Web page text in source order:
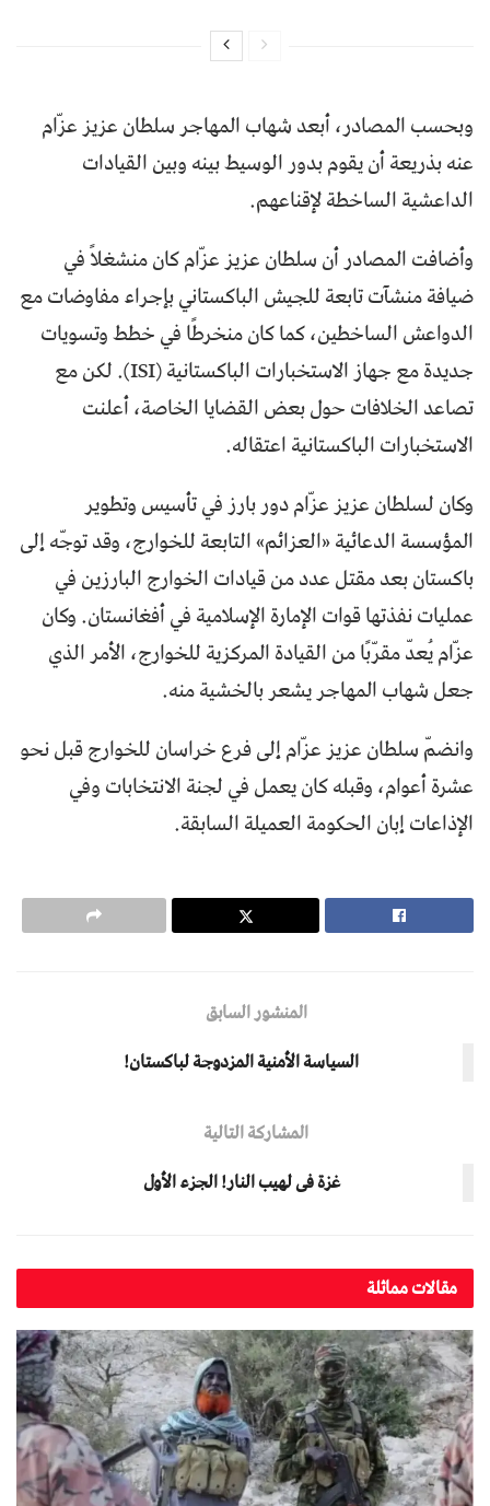
وبحسب المصادر، أبعد شهاب المهاجر سلطان عزيز عزّام
عنه بذريعة أن يقوم بدور الوسيط بينه وبين القيادات
الداعشية الساخطة لإقناعهم.
وأضافت المصادر أن سلطان عزيز عزّام كان منشغلاً في
ضيافة منشآت تابعة للجيش الباكستاني بإجراء مفاوضات مع
الدواعش الساخطين، كما كان منخرطًا في خطط وتسويات
جديدة مع جهاز الاستخبارات الباكستانية (ISI). لكن مع
تصاعد الخلافات حول بعض القضايا الخاصة، أعلنت
الاستخبارات الباكستانية اعتقاله.
وكان لسلطان عزيز عزّام دور بارز في تأسيس وتطوير
المؤسسة الدعائية «العزائم» التابعة للخوارج، وقد توجّه إلى
باكستان بعد مقتل عدد من قيادات الخوارج البارزين في
عمليات نفذتها قوات الإمارة الإسلامية في أفغانستان. وكان
عزّام يُعدّ مقرّبًا من القيادة المركزية للخوارج، الأمر الذي
جعل شهاب المهاجر يشعر بالخشية منه.
وانضمّ سلطان عزيز عزّام إلى فرع خراسان للخوارج قبل نحو
عشرة أعوام، وقبله كان يعمل في لجنة الانتخابات وفي
الإذاعات إبان الحكومة العميلة السابقة.
المنشور السابق
السياسة الأمنية المزدوجة لباكستان!
المشاركة التالية
غزة فی لهیب النار! الجزء الأول
مقالات مماثلة